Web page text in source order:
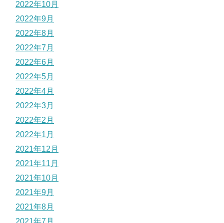
2022年10月
2022年9月
2022年8月
2022年7月
2022年6月
2022年5月
2022年4月
2022年3月
2022年2月
2022年1月
2021年12月
2021年11月
2021年10月
2021年9月
2021年8月
2021年7月